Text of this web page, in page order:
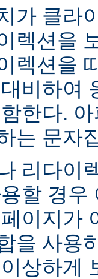
가 클라
렉션을
렉션을
비하여
한다.
는 문자
리다이
할 경우
이지가
을 사용
상하게